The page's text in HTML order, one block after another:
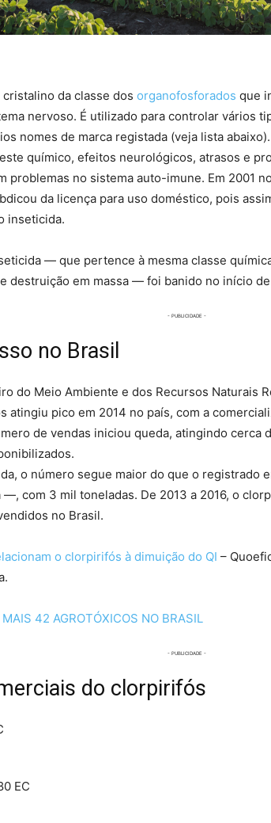
da classe dos organofosforados que
nervoso. É utilizado para controlar vários
nomes de marca registada (veja lista
químico, efeitos neurológicos, atrasos e
problemas no sistema auto-imune. Em 2001
da licença para uso doméstico, pois
inseticida.
— que pertence à mesma classe
destruição em massa — foi banido no início
no Brasil
do Meio Ambiente e dos Recursos Naturais
atingiu pico em 2014 no país, com a
de vendas iniciou queda, atingindo cerca
o número segue maior do que o registrado
—, com 3 mil toneladas. De 2013 a 2016, o
no Brasil.
o clorpirifós à dimuição do QI –
MAIS 42 AGROTÓXICOS NO BRASIL
do clorpirifós
EC